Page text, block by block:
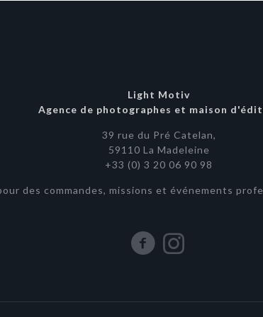
Light Motiv
Agence de photographes et maison
39 rue du Pré Catelan,
59110 La Madeleine
+33 (0) 3 20 06 90 98
des commandes, missions et événements